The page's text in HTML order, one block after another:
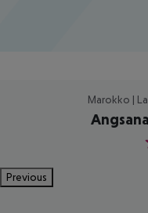
Marokko |
Previous